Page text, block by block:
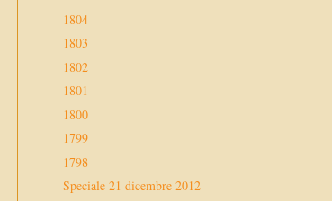
1804
1803
1802
1801
1800
1799
1798
Speciale 21 dicembre 2012